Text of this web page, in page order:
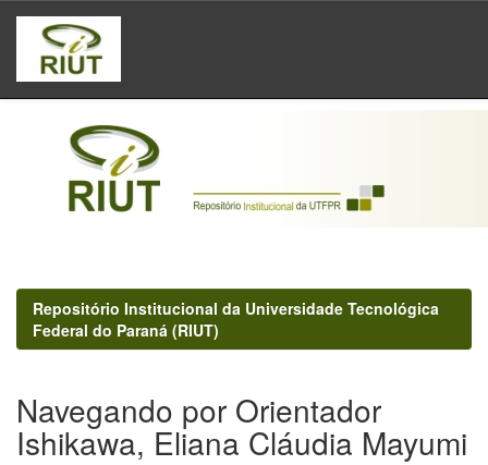
Skip
navigation
Repositório Institucional da Universidade Tecnológica
Federal do Paraná (RIUT)
Navegando por Orientador
Ishikawa, Eliana Cláudia Mayumi